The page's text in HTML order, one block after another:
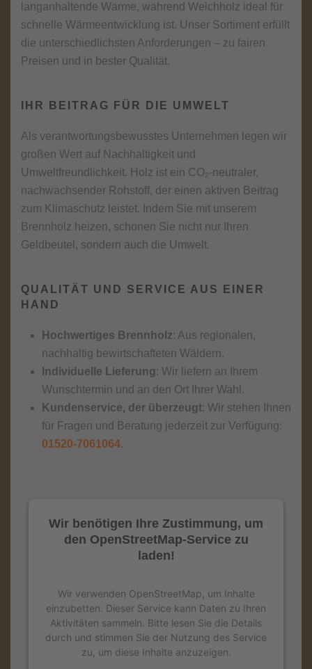
langanhaltende Wärme, während Weichholz ideal für
schnelle Wärmeentwicklung ist. Unser Sortiment erfüllt
die unterschiedlichsten Anforderungen – zu fairen
Preisen und in bester Qualität.
IHR BEITRAG FÜR DIE UMWELT
Als verantwortungsbewusstes Unternehmen legen wir
großen Wert auf Nachhaltigkeit und
Umweltfreundlichkeit. Holz ist ein CO₂-neutraler,
nachwachsender Rohstoff, der einen aktiven Beitrag
zum Klimaschutz leistet. Indem Sie mit unserem
Brennholz heizen, schonen Sie nicht nur Ihren
Geldbeutel, sondern auch die Umwelt.
QUALITÄT UND SERVICE AUS EINER
HAND
Hochwertiges Brennholz: Aus regionalen,
nachhaltig bewirtschafteten Wäldern.
Individuelle Lieferung: Wir liefern an Ihrem
Wunschtermin und an den Ort Ihrer Wahl.
Kundenservice, der überzeugt: Wir stehen Ihnen
für Fragen und Beratung jederzeit zur Verfügung:
01520-7061064.
Wir benötigen Ihre Zustimmung, um
den OpenStreetMap-Service zu
laden!
Wir verwenden OpenStreetMap, um Inhalte
einzubetten. Dieser Service kann Daten zu Ihren
Aktivitäten sammeln. Bitte lesen Sie die Details
durch und stimmen Sie der Nutzung des Service
zu, um diese Inhalte anzuzeigen.